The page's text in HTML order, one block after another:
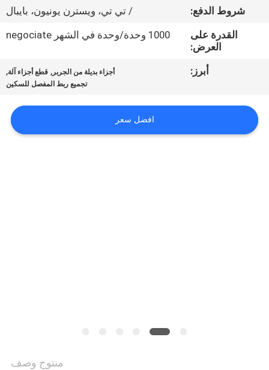
اتصل
اطلب
اقتباس
شروط الدفع:
/ تي تي، ويسترن يونيون، بايبال
القدرة على
العرض:
1000 وحدة/وحدة في الشهر negociate
أبرز: أجزاء بديلة من الجربر , قطع أجزاء آلة,
تجميع ربط المفصل للسكين
افضل سعر
منتوج وصف